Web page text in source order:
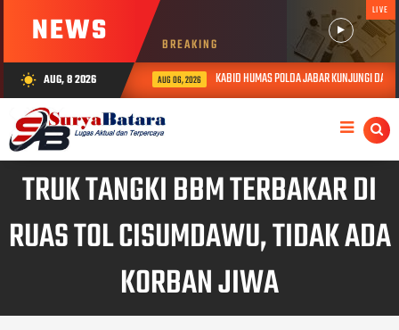
NEWS BREAKING
LIVE
wb_sunny AUG, 8 2026 AUG 06, 2026 KABID HUMAS POLDA JABAR KUNJUNGI DAN
TRUK TANGKI BBM TERBAKAR DI
RUAS TOL CISUMDAWU, TIDAK ADA
KORBAN JIWA